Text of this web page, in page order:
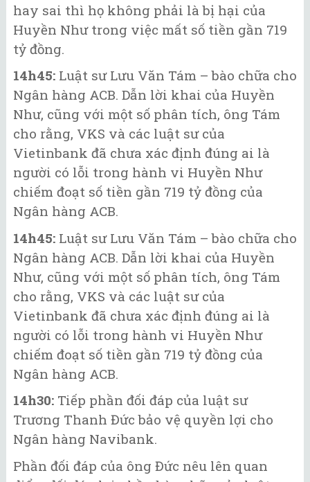
hay sai thì họ không phải là bị hại của
Huyền Như trong việc mất số tiền gần 719
tỷ đồng.
14h45: Luật sư Lưu Văn Tám – bào chữa cho
Ngân hàng ACB. Dẫn lời khai của Huyền
Như, cũng với một số phân tích, ông Tám
cho rằng, VKS và các luật sư của
Vietinbank đã chưa xác định đúng ai là
người có lỗi trong hành vi Huyền Như
chiếm đoạt số tiền gần 719 tỷ đồng của
Ngân hàng ACB.
14h45: Luật sư Lưu Văn Tám – bào chữa cho
Ngân hàng ACB. Dẫn lời khai của Huyền
Như, cũng với một số phân tích, ông Tám
cho rằng, VKS và các luật sư của
Vietinbank đã chưa xác định đúng ai là
người có lỗi trong hành vi Huyền Như
chiếm đoạt số tiền gần 719 tỷ đồng của
Ngân hàng ACB.
14h30: Tiếp phần đối đáp của luật sư
Trương Thanh Đức bảo vệ quyền lợi cho
Ngân hàng Navibank.
Phần đối đáp của ông Đức nêu lên quan